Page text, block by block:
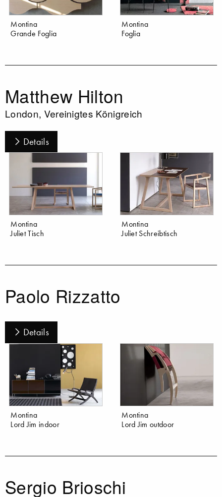
Montina
Grande Foglia
Montina
Foglia
Matthew Hilton
London, Vereinigtes Königreich
Details
Montina
Juliet Tisch
Montina
Juliet Schreibtisch
Paolo Rizzatto
Details
Montina
Lord Jim indoor
Montina
Lord Jim outdoor
Sergio Brioschi